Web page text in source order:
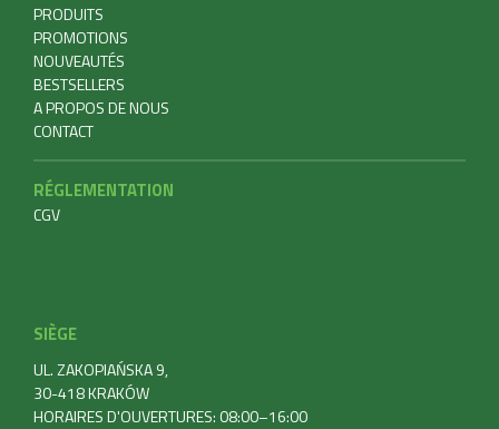
PRODUITS
PROMOTIONS
NOUVEAUTÉS
BESTSELLERS
A PROPOS DE NOUS
CONTACT
RÉGLEMENTATION
CGV
SIÈGE
UL. ZAKOPIAŃSKA 9,
30-418 KRAKÓW
HORAIRES D'OUVERTURES: 08:00–16:00